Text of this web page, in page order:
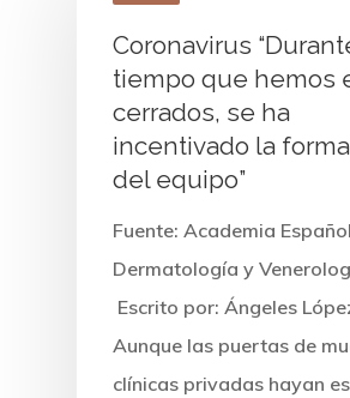
Coronavirus
tiempo que hemos
cerrados, se ha
incentivado la
del equipo”
Fuente: Academia
Dermatología y
Escrito por: Ángeles
Aunque las puertas de
clínicas privadas hayan